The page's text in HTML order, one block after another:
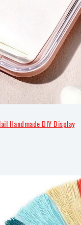
Handmade DIY Display